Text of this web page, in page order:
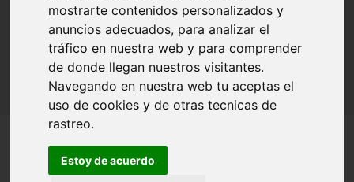
mostrarte contenidos personalizados y
anuncios adecuados, para analizar el
tráfico en nuestra web y para comprender
de donde llegan nuestros visitantes.
Navegando en nuestra web tu aceptas el
uso de cookies y de otras tecnicas de
rastreo.
Estoy de acuerdo
ALQUILAR AMIGO
Inicio Amigos La Rioja Florencio Valmaseda